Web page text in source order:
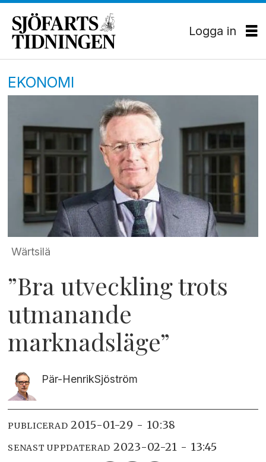
Logga in
EKONOMI
Wärtsilä
”Bra utveckling trots
utmanande
marknadsläge”
Pär-HenrikSjöström
PUBLICERAD 2015-01-29 - 10:38
SENAST UPPDATERAD 2023-02-21 - 13:45